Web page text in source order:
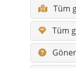
Tüm
Tüm